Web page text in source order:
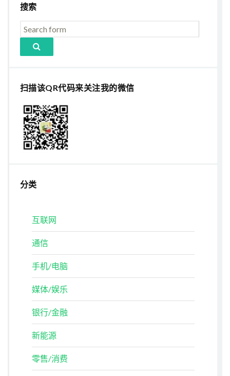
搜索
扫描该QR代码来关注我的微信
分类
互联网
通信
手机/电脑
媒体/娱乐
银行/金融
新能源
零售/消费